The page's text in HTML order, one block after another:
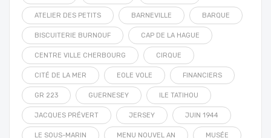
ATELIER DES PETITS BARNEVILLE BARQUE
BISCUITERIE BURNOUF CAP DE LA HAGUE
CENTRE VILLE CHERBOURG CIRQUE
CITÉ DE LA MER EOLE VOLE FINANCIERS
GR 223 GUERNESEY ILE TATIHOU
JACQUES PRÉVERT JERSEY JUIN 1944
LE SOUS-MARIN MENU NOUVEL AN MUSÉE